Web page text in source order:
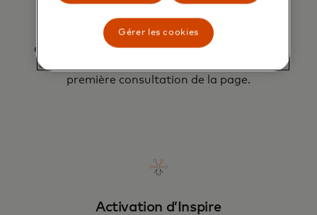
Réduisez les coûts d'acquisition avec du
contenu personnalisé, des recommandations,
des offres et des expériences guidées dès la
première consultation de la page.
Activation d’Inspire
Gérer les cookies